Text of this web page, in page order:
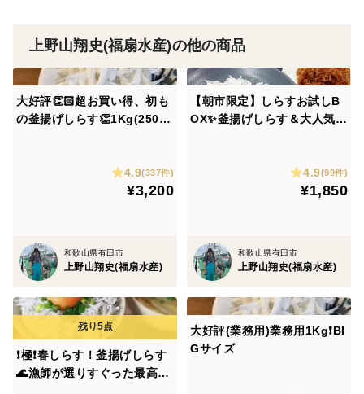
上野山翔史(福扇水産)の他の商品
大好評👏🏻超お買い得、初も
の釜揚げしらす👏1Kg(250ｇ
4.9(337件)
¥3,200
和歌山県有田市
上野山翔史(福扇水産)
【朝市限定】しらすお試しB
OX✨釜揚げしらす＆大人気の
種60g)【初回限定BOX】
4.9(99件)
¥1,850
和歌山県有田市
上野山翔史(福扇水産)
❗極❗春しらす！釜揚げしらす
🌊漁師が選りすぐった最高の
大好評(業務用)業務用1Kg❗BI
Gサイズ